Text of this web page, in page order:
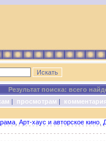
Результат поиска: всего
| просмотрам |
Арт-хаус и авторское кино